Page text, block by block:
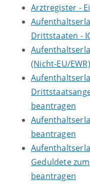
Arztregister -
Drittstaaten -
(Nicht-EU/
beantragen
beantragen
Geduldete
beantragen